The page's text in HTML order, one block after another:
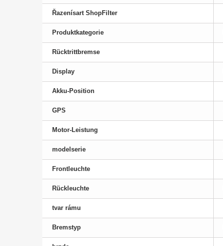
Řazenísart ShopFilter
Produktkategorie
Rücktrittbremse
Display
Akku-Position
GPS
Motor-Leistung
modelserie
Frontleuchte
Rückleuchte
tvar rámu
Bremstyp